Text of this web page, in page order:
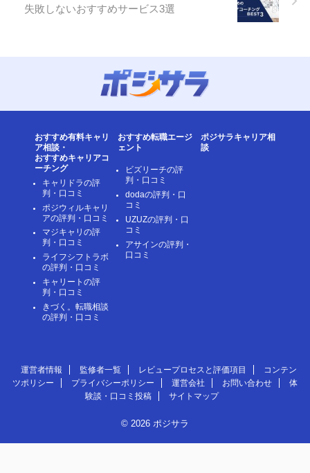
失敗しないおすすめサービス3選
おすすめ有料キャリ
ア相談・
おすすめキャリアコ
ーチング
キャリドラの評
判・口コミ
ポジウィルキャリ
アの評判・口コミ
マジキャリの評
判・口コミ
ライフシフトラボ
の評判・口コミ
キャリートの評
判・口コミ
きづく。転職相談
の評判・口コミ
おすすめ転職エージ
ェント
ビズリーチの評
判・口コミ
dodaの評判・口
コミ
UZUZの評判・口
コミ
アサインの評判・
口コミ
ポジサラキャリア相
談
運営者情報 監修者一覧 レビュープロセスと評価項目
コンテン
ツポリシー
プライバシーポリシー 運営会社 お問い合わせ
体
験談・口コミ投稿
サイトマップ
© 2026 ポジサラ